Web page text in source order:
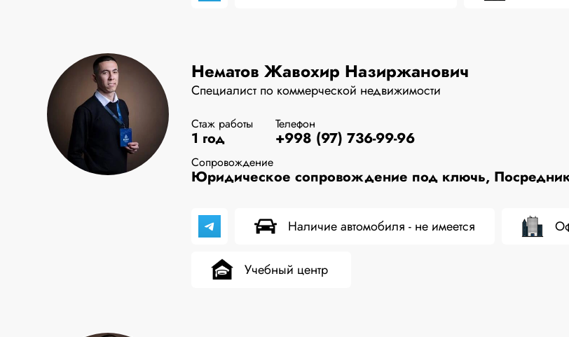
Нематов Жавохир Назиржанович
Специалист по коммерческой недвижимости
Стаж работы
1 год
Телефон
+998 (97) 736-99-96
Сопровождение
Юридическое сопровождение под ключь,
Наличие автомобиля - не имеется
Учебный центр